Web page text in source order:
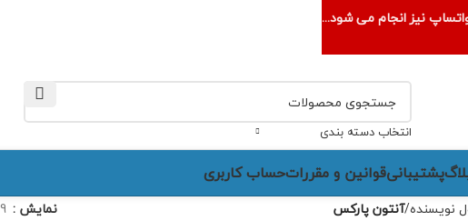
انتخاب دسته بندی
پشتیبانیقوانین و مقرراتحساب کاربری
نویسنده آنتون پارکس نمایش 9
نیز انجام می شود...